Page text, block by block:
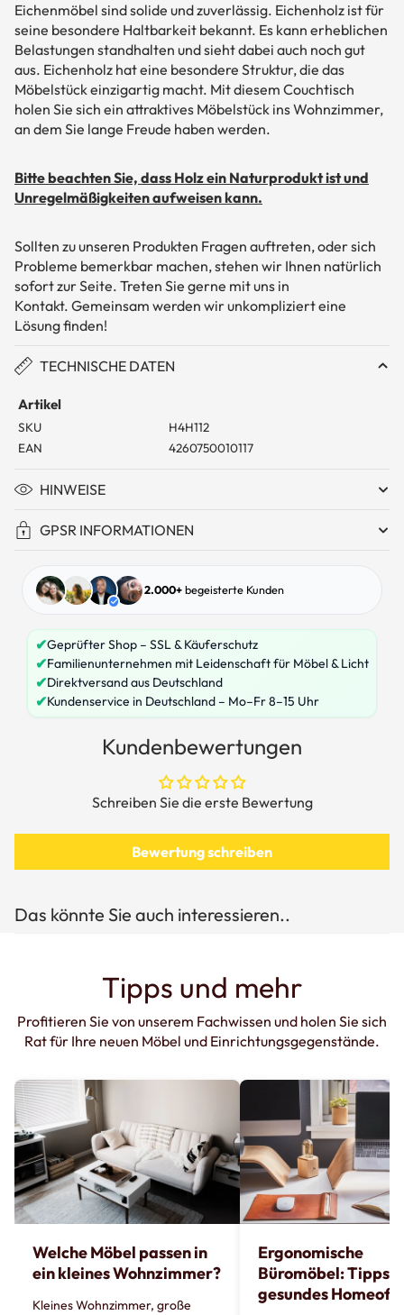
Eichenmöbel sind solide und zuverlässig. Eichenholz ist für
seine besondere Haltbarkeit bekannt. Es kann erheblichen
Belastungen standhalten und sieht dabei auch noch gut
aus. Eichenholz hat eine besondere Struktur, die das
Möbelstück einzigartig macht. Mit diesem Couchtisch
holen Sie sich ein attraktives Möbelstück ins Wohnzimmer,
an dem Sie lange Freude haben werden.
Bitte beachten Sie, dass Holz ein Naturprodukt ist und
Unregelmäßigkeiten aufweisen kann.
Sollten zu unseren Produkten Fragen auftreten, oder sich
Probleme bemerkbar machen, stehen wir Ihnen natürlich
sofort zur Seite. Treten Sie gerne mit uns in
Kontakt. Gemeinsam werden wir unkompliziert eine
Lösung finden!
TECHNISCHE DATEN
Artikel
SKU
H4H112
EAN
4260750010117
HINWEISE
GPSR INFORMATIONEN
2.000+begeisterte Kunden
✔Geprüfter Shop – SSL & Käuferschutz
✔Familienunternehmen mit Leidenschaft für Möbel & Licht
✔Direktversand aus Deutschland
✔Kundenservice in Deutschland – Mo–Fr 8–15 Uhr
Kundenbewertungen
Schreiben Sie die erste Bewertung
Bewertung schreiben
Das könnte Sie auch interessieren..
Tipps und mehr
Profitieren Sie von unserem Fachwissen und holen Sie sich
Rat für Ihre neuen Möbel und Einrichtungsgegenstände.
Welche Möbel passen in
ein kleines Wohnzimmer?
Kleines Wohnzimmer, große
Ergonomische
Büromöbel: Tipps
gesundes